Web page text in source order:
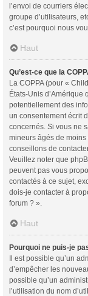
l’envoi de courriers
groupe d’utilisateurs,
c’est pourquoi nous
Haut
Qu’est-ce que la
La COPPA (pour «
États-Unis d’Amérique
potentiellement des
un consentement écrit
concernés. Si vous ne
mineurs âgés de
conseillons de
Veuillez noter que
peuvent pas vous
contactés à ce sujet,
dois-je contacter à
forum ? ».
Haut
Pourquoi ne puis-je
Il est possible qu’un
d’empêcher les
possible qu’un
l’utilisation du nom